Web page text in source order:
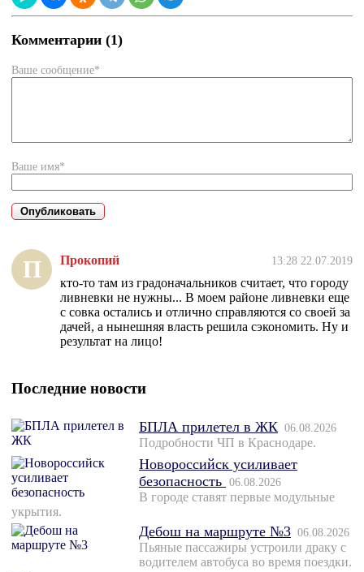
Комментарии (1)
Ваше сообщение*
Ваше имя*
П Прокопий 13:28 22.07.2019
кто-то там из градоначальников считает, что городу
ливневки не нужны... В моем районе ливневки еще
с совка остались и отлично справляются со своей за
дачей, а нынешняя власть решила сэкономить. Ну и
результат на лицо!
Последние новости
БПЛА прилетел в ЖК 06.08.2026
Подробности ЧП в Краснодаре.
Новороссийск усиливает
безопасность 06.08.2026
В городе ставят первые модульные
укрытия.
Дебош на маршруте №3 06.08.2026
Пьяные пассажиры устроили драку с
водителем автобуса во время поездки.